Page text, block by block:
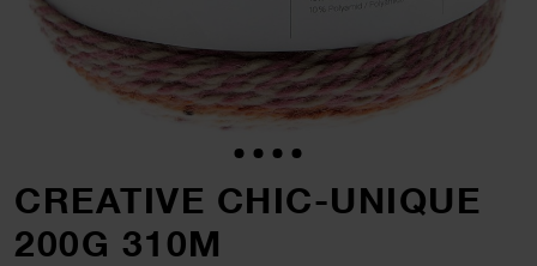
CREATIVE CHIC-UNIQUE
200G 310M